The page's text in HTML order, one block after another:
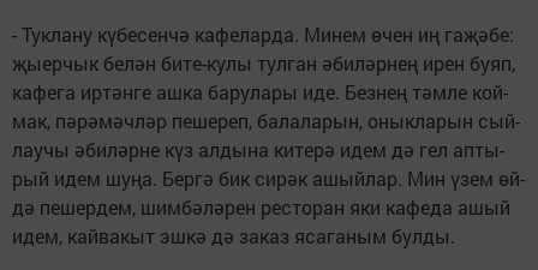
- Тук­ла­ну кү­бе­сен­чә ка­фе­лар­да. Ми­нем өчен иң га­җә­бе:
җы­ер­чык бе­лән би­те-ку­лы тул­ган әби­ләр­нең ирен бу­яп,
ка­фе­га ир­тән­ге аш­ка ба­ру­ла­ры иде. Без­нең тәм­ле кой­
мак, пә­рә­мәч­ләр пе­ше­реп, ба­ла­ла­рын, онык­ла­рын сый­
лау­чы әби­ләр­не күз ал­ды­на ки­те­рә идем дә гел ап­ты­
рый идем шу­ңа. Бер­гә бик си­рәк ашый­лар. Мин үзем өй­
дә пе­шер­дем, шим­бә­лә­рен рес­то­ран яки ка­фе­да ашый
идем, кай­ва­кыт эш­кә дә за­каз яса­га­ным бул­ды.